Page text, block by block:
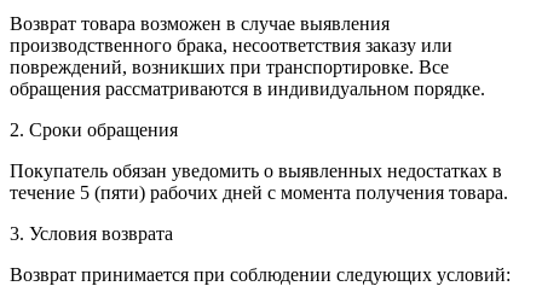
Возврат товара возможен в случае выявления
производственного брака, несоответствия заказу или
повреждений, возникших при транспортировке. Все
обращения рассматриваются в индивидуальном порядке.
2. Сроки обращения
Покупатель обязан уведомить о выявленных недостатках в
течение 5 (пяти) рабочих дней с момента получения товара.
3. Условия возврата
Возврат принимается при соблюдении следующих условий: